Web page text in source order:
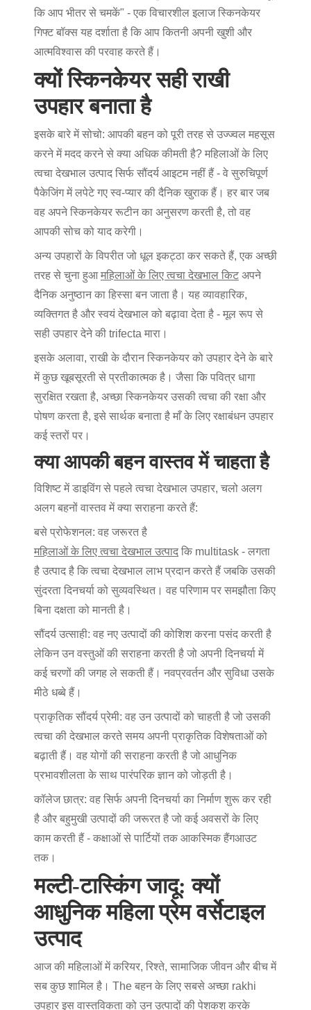
कि आप भीतर से चमकें" - एक विचारशील इलाजस्किनकेयर
गिफ्ट बॉक्स यह दर्शाता है कि आप कितनी अपनी खुशी और
आत्मविश्वास की परवाह करते हैं।
क्यों स्किनकेयर सही राखी
उपहार बनाता है
इसके बारे में सोचो: आपकी बहन को पूरी तरह से उज्ज्वल महसूस
करने में मदद करने से क्या अधिक कीमती है? महिलाओं के लिए
त्वचा देखभाल उत्पाद सिर्फ सौंदर्य आइटम नहीं हैं - वे सुरुचिपूर्ण
पैकेजिंग में लपेटे गए स्व-प्यार की दैनिक खुराक हैं। हर बार जब
वह अपने स्किनकेयर रूटीन का अनुसरण करती है, तो वह
आपकी सोच को याद करेगी।
अन्य उपहारों के विपरीत जो धूल इकट्ठा कर सकते हैं, एक अच्छी
तरह से चुना हुआमहिलाओं के लिए त्वचा देखभाल किटअपने
दैनिक अनुष्ठान का हिस्सा बन जाता है। यह व्यावहारिक,
व्यक्तिगत है और स्वयं देखभाल को बढ़ावा देता है - मूल रूप से
सही उपहार देने की trifecta मारा।
इसके अलावा, राखी के दौरान स्किनकेयर को उपहार देने के बारे
में कुछ खूबसूरती से प्रतीकात्मक है। जैसा कि पवित्र धागा
सुरक्षित रखता है, अच्छा स्किनकेयर उसकी त्वचा की रक्षा और
पोषण करता है, इसे सार्थक बनाता है माँ के लिए रक्षाबंधन उपहार
कई स्तरों पर।
क्या आपकी बहन वास्तव में चाहता है
विशिष्ट में डाइविंग से पहले त्वचा देखभाल उपहार, चलो अलग
अलग बहनों वास्तव में क्या सराहना करते हैं:
बसे प्रोफेशनल: वह जरूरत है
महिलाओं के लिए त्वचा देखभाल उत्पाद कि multitask - लगता
है उत्पाद है कि त्वचा देखभाल लाभ प्रदान करते हैं जबकि उसकी
सुंदरता दिनचर्या को सुव्यवस्थित। वह परिणाम पर समझौता किए
बिना दक्षता को मानती है।
सौंदर्य उत्साही: वह नए उत्पादों की कोशिश करना पसंद करती है
लेकिन उन वस्तुओं की सराहना करती है जो अपनी दिनचर्या में
कई चरणों की जगह ले सकती हैं। नवप्रवर्तन और सुविधा उसके
मीठे धब्बे हैं।
प्राकृतिक सौंदर्य प्रेमी: वह उन उत्पादों को चाहती है जो उसकी
त्वचा की देखभाल करते समय अपनी प्राकृतिक विशेषताओं को
बढ़ाती हैं। वह योगों की सराहना करती है जो आधुनिक
प्रभावशीलता के साथ पारंपरिक ज्ञान को जोड़ती है।
कॉलेज छात्र: वह सिर्फ अपनी दिनचर्या का निर्माण शुरू कर रही
है और बहुमुखी उत्पादों की जरूरत है जो कई अवसरों के लिए
काम करती हैं - कक्षाओं से पार्टियों तक आकस्मिक हैंगआउट
तक।
मल्टी-टास्किंग जादू: क्यों
आधुनिक महिला प्रेम वर्सेटाइल
उत्पाद
आज की महिलाओं में करियर, रिश्ते, सामाजिक जीवन और बीच में
सब कुछ शामिल है। The बहन के लिए सबसे अच्छा rakhi
उपहार इस वास्तविकता को उन उत्पादों की पेशकश करके